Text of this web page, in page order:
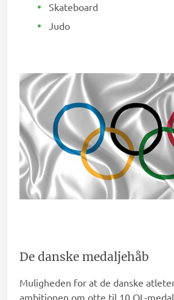
Skateboard
Judo
De danske medaljehåb
Muligheden for at de danske
ambitionen om otte til 10 OL-